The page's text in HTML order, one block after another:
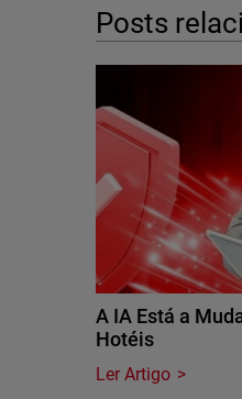
Posts
A IA Está a
Hotéis
Ler Artigo